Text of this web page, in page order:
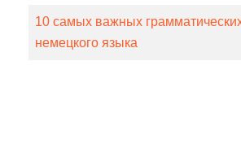
10 самых важных
немецкого языка